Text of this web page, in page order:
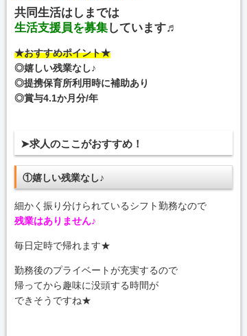
共同生活はしまでは
生活支援員を募集しています♬
★おすすめポイント★
◎嬉しい残業なし♪
◎提携保育所利用時に補助あり
◎賞与4.1か月分/年
➤求人のここがおすすめ！
①嬉しい残業なし♪
細かく振り分けられているシフト勤務なので
残業はありません♪
毎日定時で帰れます★
勤務後のプライベートが充実するので
帰ってから趣味に没頭する時間が
できそうですね★